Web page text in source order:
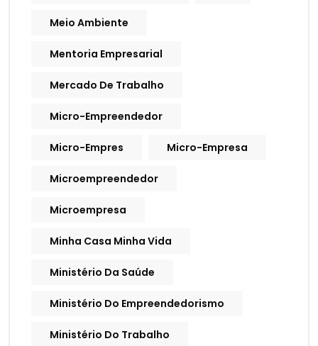
Meio Ambiente
Mentoria Empresarial
Mercado De Trabalho
Micro-Empreendedor
Micro-Empres Micro-Empresa
Microempreendedor
Microempresa
Minha Casa Minha Vida
Ministério Da Saúde
Ministério Do Empreendedorismo
Ministério Do Trabalho